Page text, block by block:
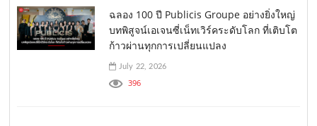
ฉลอง 100 ปี Publicis Groupe อย่างยิ่งใหญ่
บทพิสูจน์เอเจนซี่เน็ทเวิร์คระดับโลก ที่เติบโต
ก้าวผ่านทุกการเปลี่ยนแปลง
July 22, 2026
396